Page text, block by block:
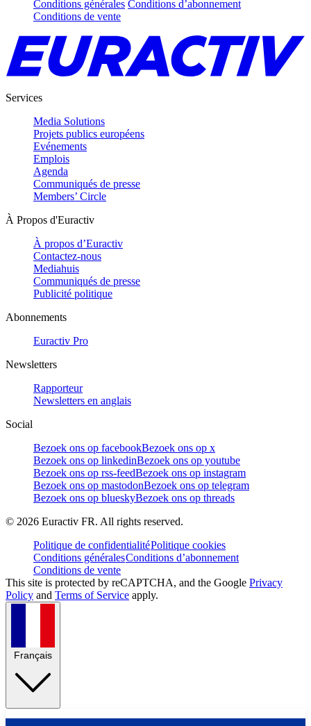
Conditions générales Conditions d’abonnement
Conditions de vente
Services
Media Solutions
Projets publics européens
Evénements
Emplois
Agenda
Communiqués de presse
Members’ Circle
À Propos d'Euractiv
À propos d’Euractiv
Contactez-nous
Mediahuis
Communiqués de presse
Publicité politique
Abonnements
Euractiv Pro
Newsletters
Rapporteur
Newsletters en anglais
Social
Bezoek ons op facebookBezoek ons op x
Bezoek ons op linkedinBezoek ons op youtube
Bezoek ons op rss-feedBezoek ons op instagram
Bezoek ons op mastodonBezoek ons op telegram
Bezoek ons op blueskyBezoek ons op threads
© 2026 Euractiv FR. All rights reserved.
Politique de confidentialitéPolitique cookies
Conditions généralesConditions d’abonnement
Conditions de vente
This site is protected by reCAPTCHA, and the Google Privacy
Policy and Terms of Service apply.
Français